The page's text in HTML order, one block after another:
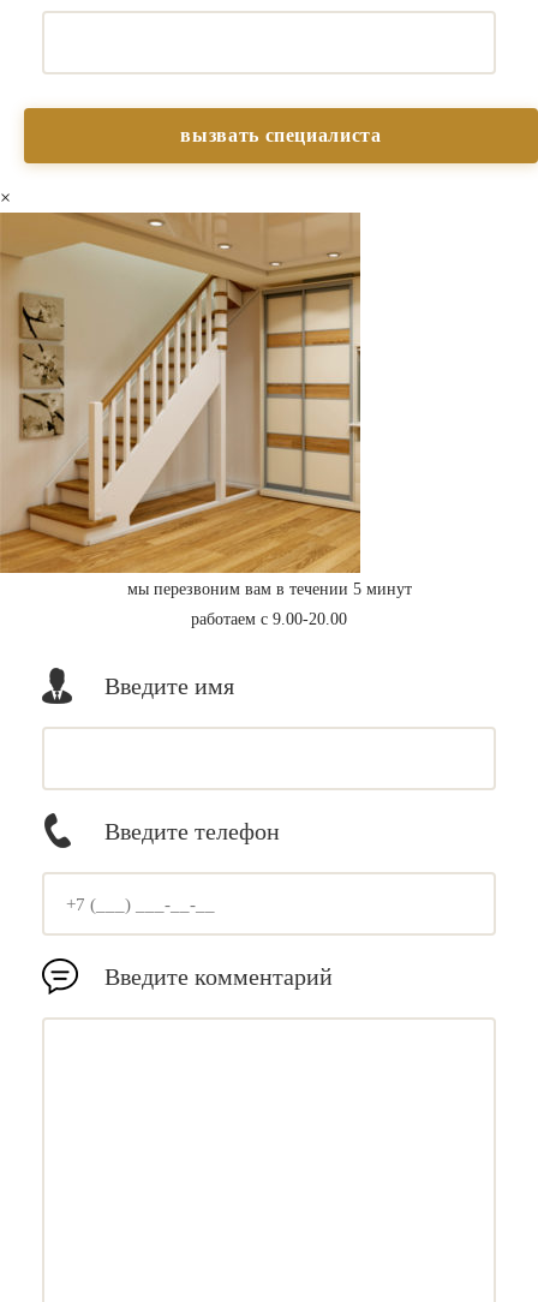
×
мы перезвоним вам в течении 5 минут
работаем с 9.00-20.00
Введите имя
Введите телефон
Введите комментарий